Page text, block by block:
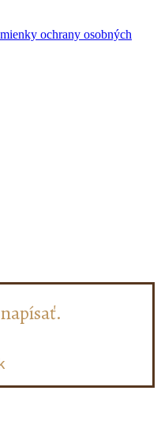
ochrany osobných